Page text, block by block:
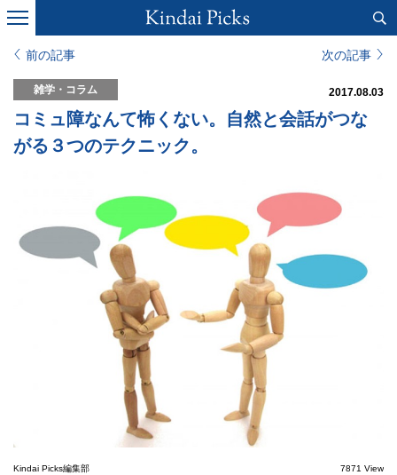
前の記事 次の記事
雑学・コラム 2017.08.03
コミュ障なんて怖くない。自然と会話がつな
がる３つのテクニック。
Kindai Picks編集部 7871 View